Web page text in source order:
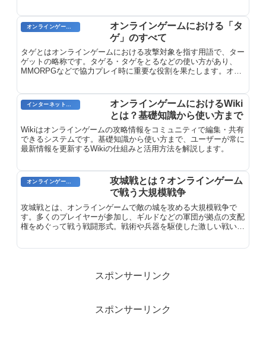
オンラインゲーム用語
オンラインゲームにおける「タ
ゲ」のすべて
タゲとはオンラインゲームにおける攻撃対象を指す用語で、ター
ゲットの略称です。タゲる・タゲをとるなどの使い方があり、
MMORPGなどで協力プレイ時に重要な役割を果たします。オン
オンラインゲームにおけるWiki
とは？基礎知識から使い方まで
Wikiはオンラインゲームの攻略情報をコミュニティで編集・共有
できるシステムです。基礎知識から使い方まで、ユーザーが常に
最新情報を更新するWikiの仕組みと活用方法を解説します。
オンラインゲームのプレイに関する用語
攻城戦とは？オンラインゲーム
で戦う大規模戦争
攻城戦とは、オンラインゲームで敵の城を攻める大規模戦争で
す。多くのプレイヤーが参加し、ギルドなどの軍団が拠点の支配
権をめぐって戦う戦闘形式。戦術や兵器を駆使した激しい戦いの
スポンサーリンク
スポンサーリンク